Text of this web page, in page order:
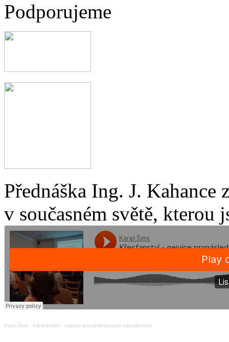
Podporujeme
Přednáška Ing. J.
v současném světě, kterou
Karel Šimr · Křesťanství - nejvíce pronásledované náboženství